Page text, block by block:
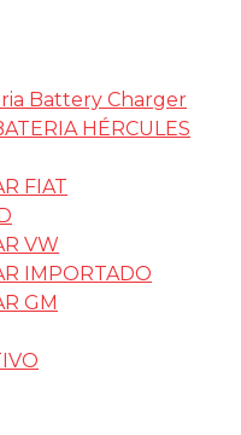
Battery Charger
HÉRCULES
FIAT
VW
IMPORTADO
GM